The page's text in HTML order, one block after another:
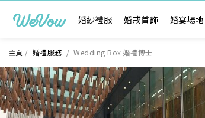
婚紗禮服 婚戒首飾 婚宴場地
主頁 / 婚禮服務 /Wedding Box 婚禮博士